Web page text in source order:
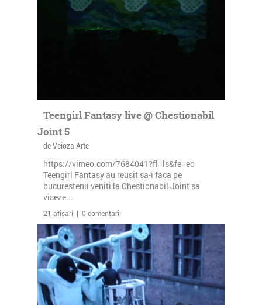
Teengirl Fantasy live @ Chestionabil
Joint 5
de Veioza Arte
https://vimeo.com/7684041?fl=ls&fe=ec
Teengirl Fantasy au reusit sa-i faca pe
bucurestenii veniti la Chestionabil Joint sa
viseze...
21 afisari | 0 comentarii